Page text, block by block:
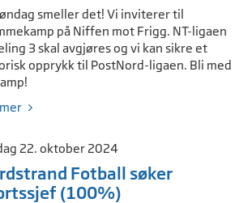
smeller det! Vi inviterer til
på Niffen mot Frigg. NT-ligaen
3 skal avgjøres og vi kan sikre et
opprykk til PostNord-ligaen. Bli med
22. oktober 2024
Fotball søker
(100%)